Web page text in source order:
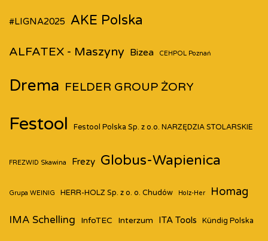
#LIGNA2025 AKE Polska
ALFATEX - Maszyny Bizea CEHPOL Poznań
Drema FELDER GROUP ŻORY
Festool Festool Polska Sp. z o.o. NARZĘDZIA STOLARSKIE
FREZWID Skawina Frezy Globus-Wapienica
Grupa WEINIG HERR-HOLZ Sp. z o. o. Chudów Holz-Her Homag
IMA Schelling InfoTEC Interzum ITA Tools Kündig Polska